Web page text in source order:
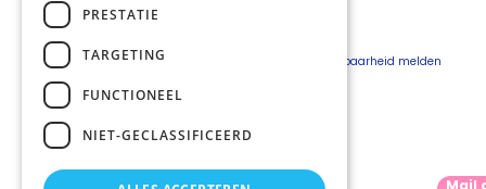
Over PZNL
Pers
Vacatures
Webshop
Beveiligingskwetsbaarheid melden
Mail
PRESTATIE
TARGETING
FUNCTIONEEL
NIET-GECLASSIFICEERD